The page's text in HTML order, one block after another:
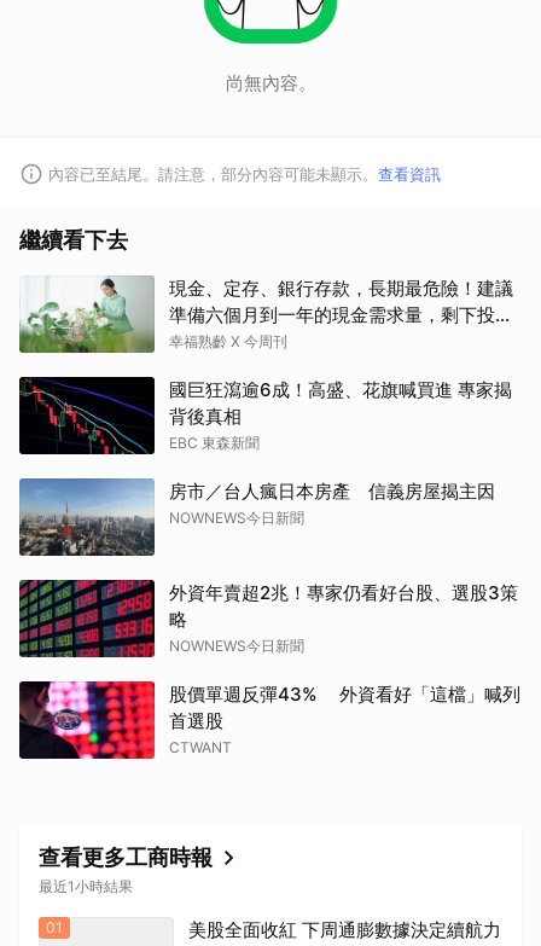
尚無內容。
內容已至結尾。請注意，部分內容可能未顯示。 查看資訊
繼續看下去
現金、定存、銀行存款，長期最危險！建議
準備六個月到一年的現金需求量，剩下投資
這2個
幸福熟齡 X 今周刊
國巨狂瀉逾6成！高盛、花旗喊買進 專家揭
背後真相
EBC 東森新聞
房市／台人瘋日本房產 信義房屋揭主因
NOWNEWS今日新聞
外資年賣超2兆！專家仍看好台股、選股3策
略
NOWNEWS今日新聞
股價單週反彈43% 外資看好「這檔」喊列
首選股
CTWANT
查看更多工商時報
最近1小時結果
01 美股全面收紅 下周通膨數據決定續航力